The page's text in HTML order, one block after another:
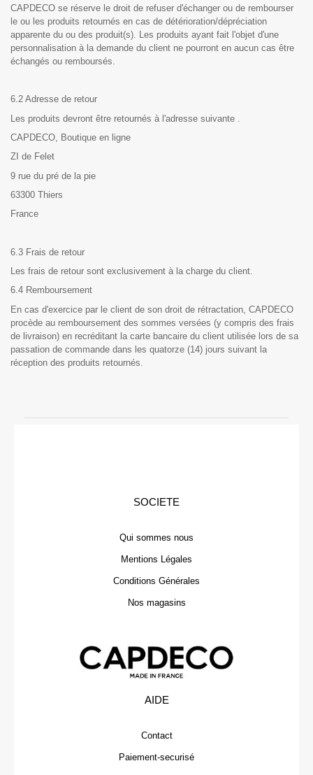
CAPDECO se réserve le droit de refuser d'échanger ou de rembourser
le ou les produits retournés en cas de détérioration/dépréciation
apparente du ou des produit(s). Les produits ayant fait l'objet d'une
personnalisation à la demande du client ne pourront en aucun cas être
échangés ou remboursés.
6.2 Adresse de retour
Les produits devront être retournés à l'adresse suivante .
CAPDECO, Boutique en ligne
ZI de Felet
9 rue du pré de la pie
63300 Thiers
France
6.3 Frais de retour
Les frais de retour sont exclusivement à la charge du client.
6.4 Remboursement
En cas d'exercice par le client de son droit de rétractation, CAPDECO
procède au remboursement des sommes versées (y compris des frais
de livraison) en recréditant la carte bancaire du client utilisée lors de sa
passation de commande dans les quatorze (14) jours suivant la
réception des produits retournés.
SOCIETE
Qui sommes nous
Mentions Légales
Conditions Générales
Nos magasins
AIDE
Contact
Paiement-securisé